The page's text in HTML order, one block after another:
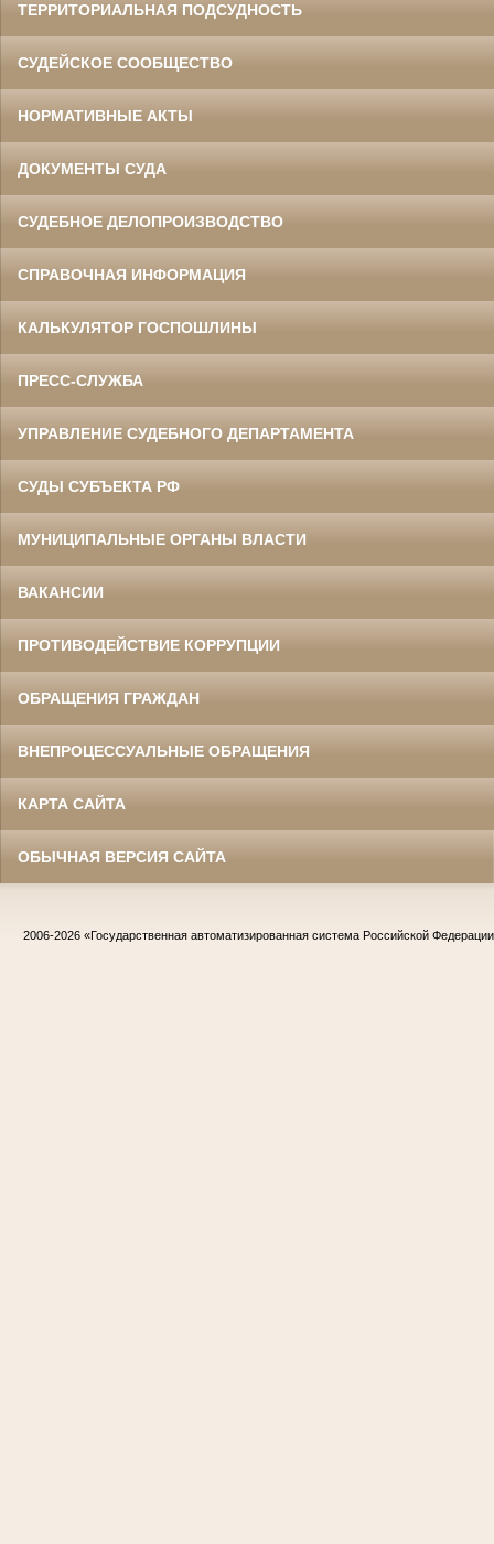
ТЕРРИТОРИАЛЬНАЯ ПОДСУДНОСТЬ
СУДЕЙСКОЕ СООБЩЕСТВО
НОРМАТИВНЫЕ АКТЫ
ДОКУМЕНТЫ СУДА
СУДЕБНОЕ ДЕЛОПРОИЗВОДСТВО
СПРАВОЧНАЯ ИНФОРМАЦИЯ
КАЛЬКУЛЯТОР ГОСПОШЛИНЫ
ПРЕСС-СЛУЖБА
УПРАВЛЕНИЕ СУДЕБНОГО ДЕПАРТАМЕНТА
СУДЫ СУБЪЕКТА РФ
МУНИЦИПАЛЬНЫЕ ОРГАНЫ ВЛАСТИ
ВАКАНСИИ
ПРОТИВОДЕЙСТВИЕ КОРРУПЦИИ
ОБРАЩЕНИЯ ГРАЖДАН
ВНЕПРОЦЕССУАЛЬНЫЕ ОБРАЩЕНИЯ
КАРТА САЙТА
ОБЫЧНАЯ ВЕРСИЯ САЙТА
2006-2026 «Государственная автоматизированная система Российской